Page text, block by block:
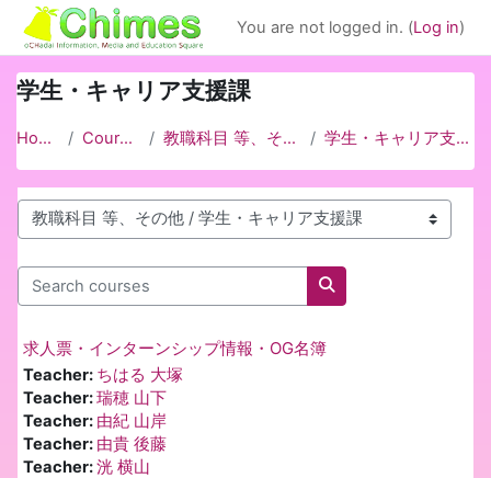
Skip to main content
You are not logged in. (Log in)
学生・キャリア支援課
Home Courses 教職科目 等、その他 学生・キャリア支援課
Course categories
Search courses
Search courses
求人票・インターンシップ情報・OG名簿
Teacher: ちはる 大塚
Teacher:瑞穂 山下
Teacher: 由紀 山岸
Teacher: 由貴 後藤
Teacher:洸 横山